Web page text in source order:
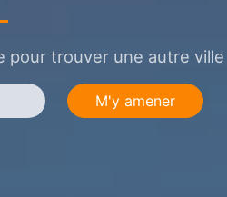
pour trouver une autre ville
M'y amener